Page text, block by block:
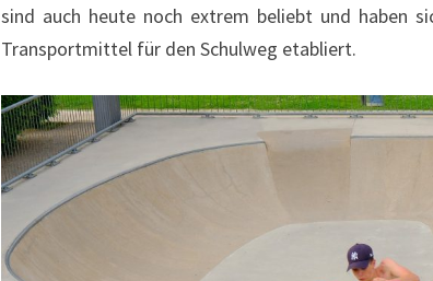
E
Y
L
D
sind auch heute noch extrem beliebt und haben
Transportmittel für den Schulweg etabliert.